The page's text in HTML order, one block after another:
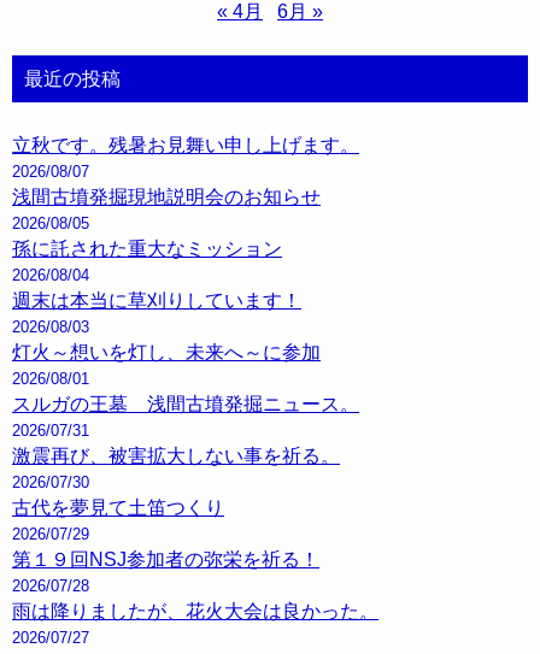
« 4月
6月 »
最近の投稿
立秋です。残暑お見舞い申し上げます。
2026/08/07
浅間古墳発掘現地説明会のお知らせ
2026/08/05
孫に託された重大なミッション
2026/08/04
週末は本当に草刈りしています！
2026/08/03
灯火～想いを灯し、未来へ～に参加
2026/08/01
スルガの王墓 浅間古墳発掘ニュース。
2026/07/31
激震再び、被害拡大しない事を祈る。
2026/07/30
古代を夢見て土笛つくり
2026/07/29
第１９回NSJ参加者の弥栄を祈る！
2026/07/28
雨は降りましたが、花火大会は良かった。
2026/07/27